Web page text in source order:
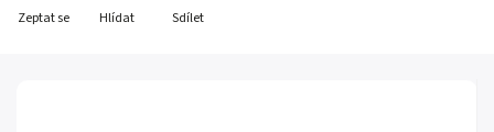
Zeptat se Hlídat Sdílet